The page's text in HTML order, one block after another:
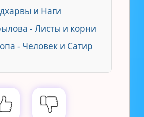
и Наги
- Листы и корни
- Человек и Сатир